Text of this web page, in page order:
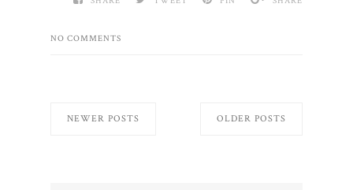
NO COMMENTS
NEWER POSTS OLDER POSTS